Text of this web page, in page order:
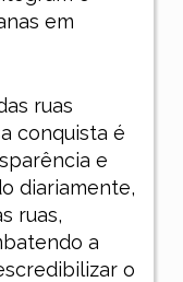
em
ruas
conquista é
e
diariamente,
ruas,
a
o